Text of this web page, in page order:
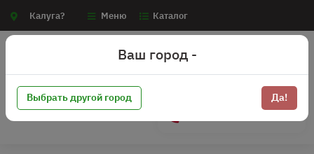
Калуга? Меню Каталог
Ваш город -
Выбрать другой город Да!